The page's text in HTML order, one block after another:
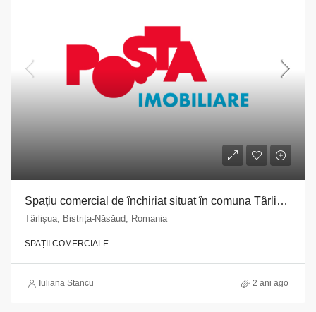
Spațiu comercial de închiriat situat în comuna Târlișua, str. Principală, nr. 235, județul Bistrița Năsăud
Târlișua, Bistrița-Năsăud, Romania
SPAȚII COMERCIALE
Iuliana Stancu 2 ani ago